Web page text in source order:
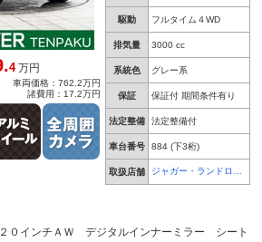
駆動 フルタイム４WD
排気量 3000 cc
系統色 グレー系
保証 保証付 期間条件有り
法定整備 法定整備付
車台番号 884 (下3桁)
取扱店舗
ジャガー・ランドロー
4 万円
車両価格：762.2万円
諸費用：17.2万円
０インチＡＷ デジタルインナーミラー シート